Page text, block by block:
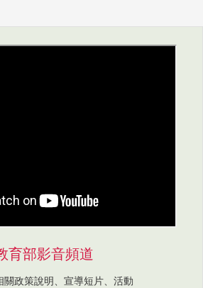
育部影音頻道
關政策說明、宣導短片、活動